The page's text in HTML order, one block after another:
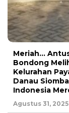
Meriah…
Bondong
Kelurahan
Danau
Indonesia
Agustus 31, 2025